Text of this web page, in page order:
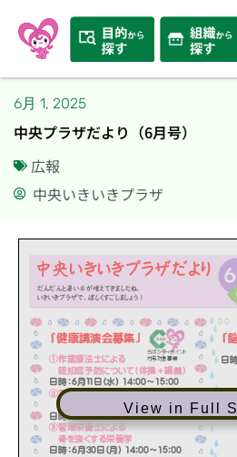
6月 1, 2025
中央プラザだより（6月号）
広報
中央いきいきプラザ
View in Full